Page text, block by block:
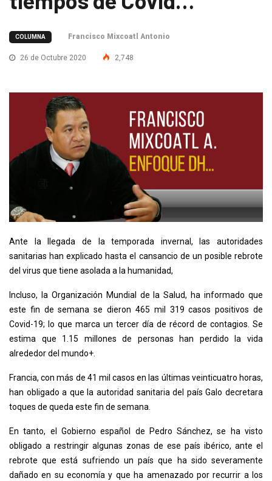
COLUMNA Francisco Mixcoatl Antonio
26 de Octubre 2020 2,748
Ante la llegada de la temporada invernal, las autoridades
sanitarias han explicado hasta el cansancio de un posible rebrote
del virus que tiene asolada a la humanidad,
Incluso, la Organización Mundial de la Salud, ha informado que
este fin de semana se dieron 465 mil 319 casos positivos de
Covid-19; lo que marca un tercer día de récord de contagios. Se
estima que 1.15 millones de personas han perdido la vida
alrededor del mundo+.
Francia, con más de 41 mil casos en las últimas veinticuatro horas,
han obligado a que la autoridad sanitaria del país Galo decretara
toques de queda este fin de semana.
En tanto, el Gobierno español de Pedro Sánchez, se ha visto
obligado a restringir algunas zonas de ese país ibérico, ante el
rebrote que está sufriendo un país que ha sido severamente
dañado en su economía y que ha amenazado por recurrir a los